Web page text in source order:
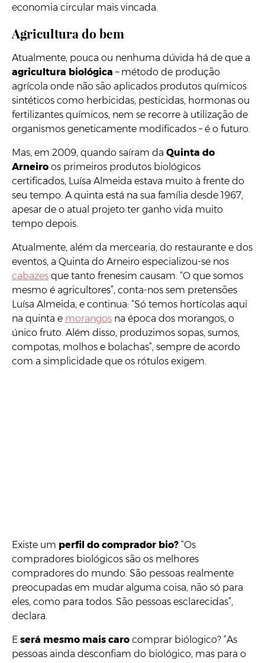
economia circular mais vincada.
Agricultura do bem
Atualmente, pouca ou nenhuma dúvida há de que a
agricultura biológica – método de produção
agrícola onde não são aplicados produtos químicos
sintéticos como herbicidas, pesticidas, hormonas ou
fertilizantes químicos, nem se recorre à utilização de
organismos geneticamente modificados – é o futuro.
Mas, em 2009, quando saíram da Quinta do
Arneiro os primeiros produtos biológicos
certificados, Luísa Almeida estava muito à frente do
seu tempo. A quinta está na sua família desde 1967,
apesar de o atual projeto ter ganho vida muito
tempo depois.
Atualmente, além da mercearia, do restaurante e dos
eventos, a Quinta do Arneiro especializou-se nos
cabazes que tanto frenesim causam. “O que somos
mesmo é agricultores”, conta-nos sem pretensões
Luísa Almeida, e continua: “Só temos hortícolas aqui
na quinta e morangos na época dos morangos, o
único fruto. Além disso, produzimos sopas, sumos,
compotas, molhos e bolachas”, sempre de acordo
com a simplicidade que os rótulos exigem.
Existe um perfil do comprador bio? “Os
compradores biológicos são os melhores
compradores do mundo. São pessoas realmente
preocupadas em mudar alguma coisa, não só para
eles, como para todos. São pessoas esclarecidas”,
declara.
E será mesmo mais caro comprar biólogico? “As
pessoas ainda desconfiam do biológico, mas para o